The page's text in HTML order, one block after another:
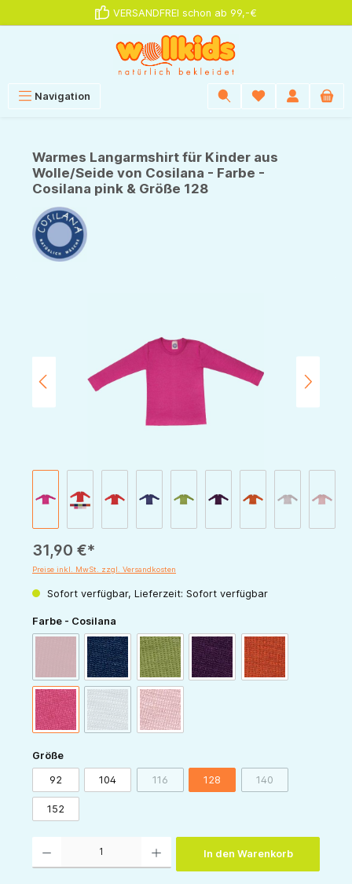
VERSANDFREI schon ab 99,-€
Navigation
Warmes Langarmshirt für Kinder aus
Wolle/Seide von Cosilana - Farbe -
Cosilana pink & Größe 128
31,90 €*
Preise inkl. MwSt. zzgl. Versandkosten
Sofort verfügbar, Lieferzeit: Sofort verfügbar
Farbe - Cosilana
(Diese Option ist zurzeit nicht verfügbar.)
marine grün pflaume orange
pink grau
(Diese Option ist zurzeit nicht verfügbar.)
rose
Größeauswählen
92 104 116(Diese Option ist zurzeit nicht verfügbar.)
128 140(Diese Option ist
152
In den Warenkorb